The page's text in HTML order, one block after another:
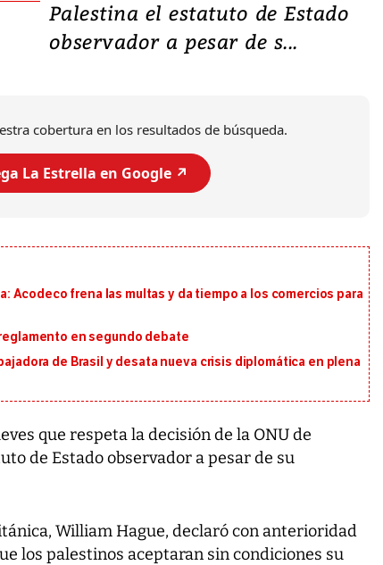
Palestina el estatuto de Estado
observador a pesar de s...
cobertura en los resultados de búsqueda.
La Estrella en Google ↗️
Acodeco frena las multas y da tiempo a los comercios para
en segundo debate
de Brasil y desata nueva crisis diplomática en plena
que respeta la decisión de la ONU de
de Estado observador a pesar de su
William Hague, declaró con anterioridad
los palestinos aceptaran sin condiciones su
al sur de Japón, provocando una